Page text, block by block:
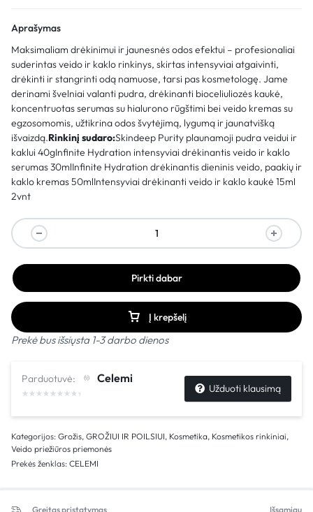
Aprašymas
Maksimaliam drėkinimui ir jaunesnės odos efektui – profesionaliai
suderintas veido ir kaklo rinkinys, skirtas intensyviai atgaivinti,
drėkinti ir stangrinti odą namuose, tarsi pas kosmetologę. Jame
derinami švelniai valanti pudra, drėkinanti bioceliuliozės kaukė,
koncentruotas serumas su hialurono rūgštimi bei veido kremas su
egzosomomis, užtikrina odos švytėjimą, lygumą ir jaunatvišką
išvaizdą.Rinkinį sudaro:Skindeep Purity plaunamoji pudra veidui ir
kaklui 40gInfinite Hydration intensyviai drėkinantis veido ir kaklo
serumas 30mlInfinite Hydration drėkinantis dieninis veido, paakių ir
kaklo kremas 50mlIntensyviai drėkinanti veido ir kaklo kaukė 15ml
2vnt
Į krepšelį
Pirkti dabar
Prekė bus išsiųsta 1-3 darbo dienos
Parduotuvė: Celemi
Užduoti klausimą
Kategorijos: Grožis, GROŽIUI IR POILSIUI, Kosmetika, Kosmetikos rinkiniai,
Veido priežiūros priemonės
Prekės ženklas: CELEMI
Greitas pristatymas Išsamiau